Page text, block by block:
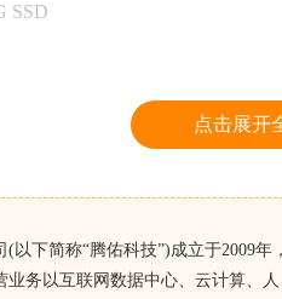
SSD
十二线程
SSD
点击展开
(以下简称“腾佑科技”)成立于2009
业务以互联网数据中心、云计算、